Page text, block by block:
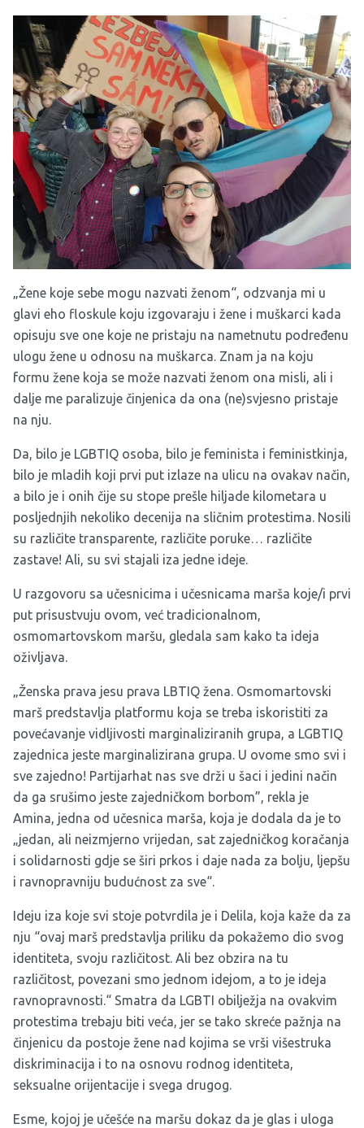
„Žene koje sebe mogu nazvati ženom“, odzvanja mi u
glavi eho floskule koju izgovaraju i žene i muškarci kada
opisuju sve one koje ne pristaju na nametnutu podređenu
ulogu žene u odnosu na muškarca. Znam ja na koju
formu žene koja se može nazvati ženom ona misli, ali i
dalje me paralizuje činjenica da ona (ne)svjesno pristaje
na nju.
Da, bilo je LGBTIQ osoba, bilo je feminista i feministkinja,
bilo je mladih koji prvi put izlaze na ulicu na ovakav način,
a bilo je i onih čije su stope prešle hiljade kilometara u
posljednjih nekoliko decenija na sličnim protestima. Nosili
su različite transparente, različite poruke… različite
zastave! Ali, su svi stajali iza jedne ideje.
U razgovoru sa učesnicima i učesnicama marša koje/i prvi
put prisustvuju ovom, već tradicionalnom,
osmomartovskom maršu, gledala sam kako ta ideja
oživljava.
„Ženska prava jesu prava LBTIQ žena. Osmomartovski
marš predstavlja platformu koja se treba iskoristiti za
povećavanje vidljivosti marginaliziranih grupa, a LGBTIQ
zajednica jeste marginalizirana grupa. U ovome smo svi i
sve zajedno! Partijarhat nas sve drži u šaci i jedini način
da ga srušimo jeste zajedničkom borbom”, rekla je
Amina, jedna od učesnica marša, koja je dodala da je to
„jedan, ali neizmjerno vrijedan, sat zajedničkog koračanja
i solidarnosti gdje se širi prkos i daje nada za bolju, ljepšu
i ravnopravniju budućnost za sve“.
Ideju iza koje svi stoje potvrdila je i Delila, koja kaže da za
nju “ovaj marš predstavlja priliku da pokažemo dio svog
identiteta, svoju različitost. Ali bez obzira na tu
različitost, povezani smo jednom idejom, a to je ideja
ravnopravnosti.“ Smatra da LGBTI obilježja na ovakvim
protestima trebaju biti veća, jer se tako skreće pažnja na
činjenicu da postoje žene nad kojima se vrši višestruka
diskriminacija i to na osnovu rodnog identiteta,
seksualne orijentacije i svega drugog.
Esme, kojoj je učešće na maršu dokaz da je glas i uloga